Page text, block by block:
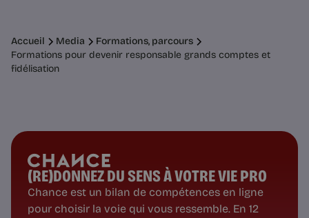
Accueil Media
Formations, parcours
Formations pour devenir responsable grands comptes et
fidélisation
(RE)DONNEZ DU SENS À VOTRE VIE PRO
Chance est un bilan de compétences en ligne
pour choisir la voie qui vous ressemble. En 12